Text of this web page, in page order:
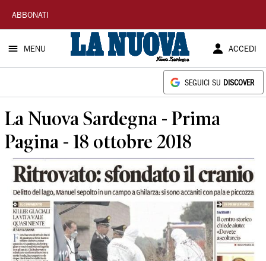
La
Nuova
Sardegna
ABBONATI
MENU ACCEDI
SEGUICI SU DISCOVER
La Nuova Sardegna - Prima
Pagina - 18 ottobre 2018